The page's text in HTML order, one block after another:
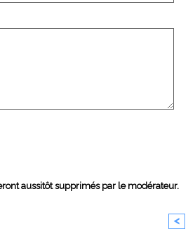
aussitôt supprimés par le modérateur.
<